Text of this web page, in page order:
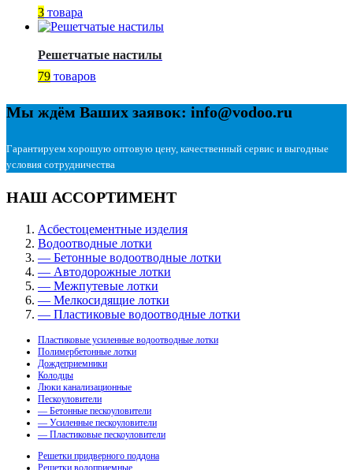
3 товара
Решетчатые настилы
79 товаров
Мы ждём Ваших заявок: info@vodoo.ru
Гарантируем хорошую оптовую цену, качественный сервис и выгодные
условия сотрудничества
НАШ АССОРТИМЕНТ
Асбестоцементные изделия
Водоотводные лотки
— Бетонные водоотводные лотки
— Автодорожные лотки
— Межпутевые лотки
— Мелкосидящие лотки
— Пластиковые водоотводные лотки
Пластиковые усиленные водоотводные лотки
Полимербетонные лотки
Дождеприемники
Колодцы
Люки канализационные
Пескоуловители
— Бетонные пескоуловители
— Усиленные пескоуловители
— Пластиковые пескоуловители
Решетки придверного поддона